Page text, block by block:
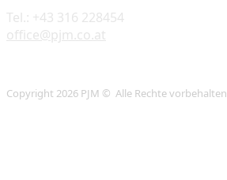
Tel.: +43 316 228454
office@pjm.co.at
Copyright 2026 PJM © Alle Rechte vorbehalten